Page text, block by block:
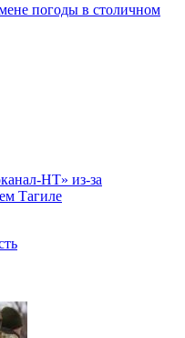
погоды в столичном
НТ» из-за
Тагиле